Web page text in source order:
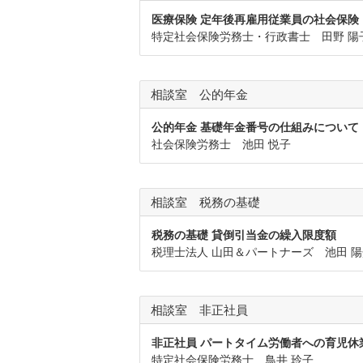
医療保険 定年後再雇用従業員の社会保険
特定社会保険労務士・行政書士 田野 陽
相談室 公的年金
公的年金 基礎年金番号の仕組みについて
社会保険労務士 池田 悦子
相談室 税務の基礎
税務の基礎 貸倒引当金の繰入限度額
税理士法人 山田＆パートナーズ 池田
相談室 非正社員
非正社員 パートタイム労働者への育児休
特定社会保険労務士 鳥井 玲子